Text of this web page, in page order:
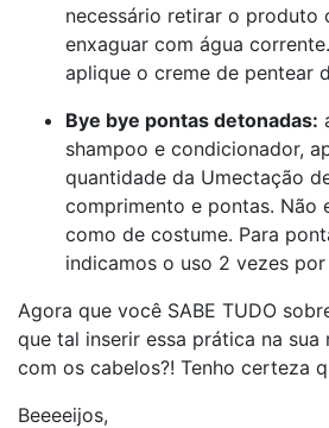
necessário retirar o produto
enxaguar com água
aplique o creme de pentear
Bye bye pontas detonadas:
shampoo e condicionador,
quantidade da Umectação
comprimento e pontas. Não
como de costume. Para
indicamos o uso 2 vezes por
Agora que você SABE TUDO
que tal inserir essa prática na
com os cabelos?! Tenho certeza
Beeeeijos,